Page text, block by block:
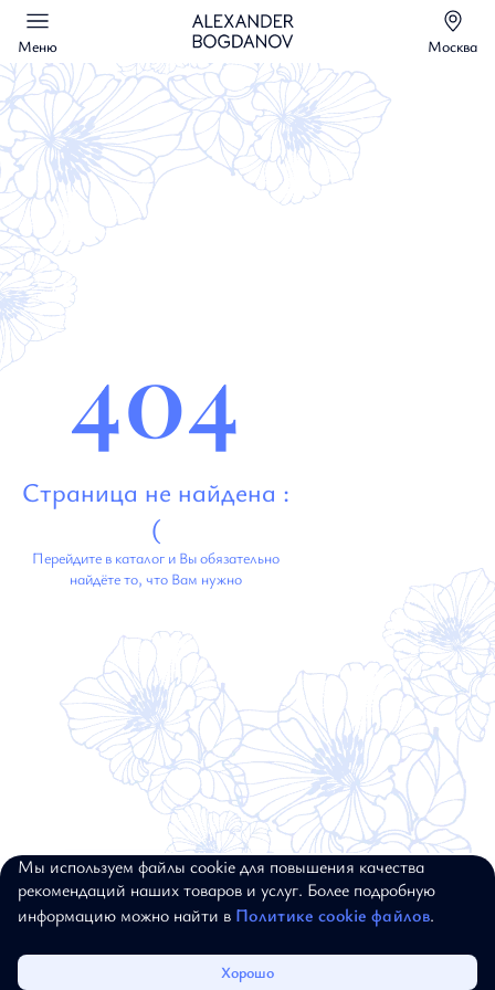
Меню Москва
404
Страница не найдена :
(
Перейдите в каталог и Вы обязательно
найдёте то, что Вам нужно
© 2017–2026, ALEXANDER BOGDANOV.
ВСЕ ПРАВА ЗАЩИЩЕНЫ
Избранное Корзина
Мы используем файлы cookie для повышения качества
рекомендаций наших товаров и услуг. Более подробную
информацию можно найти в Политике cookie файлов.
Хорошо